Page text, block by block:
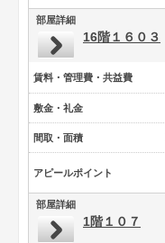
部屋詳細
16階１６０３
賃料・管理費・共益費
敷金・礼金
間取・面積
アピールポイント
部屋詳細
1階１０７